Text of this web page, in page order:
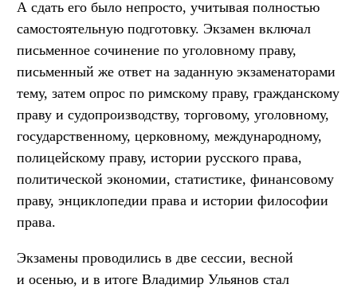
А сдать его было непросто, учитывая полностью
самостоятельную подготовку. Экзамен включал
письменное сочинение по уголовному праву,
письменный же ответ на заданную экзаменаторами
тему, затем опрос по римскому праву, гражданскому
праву и судопроизводству, торговому, уголовному,
государственному, церковному, международному,
полицейскому праву, истории русского права,
политической экономии, статистике, финансовому
праву, энциклопедии права и истории философии
права.
Экзамены проводились в две сессии, весной
и осенью, и в итоге Владимир Ульянов стал